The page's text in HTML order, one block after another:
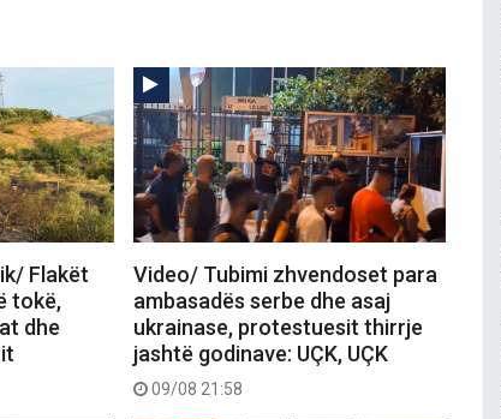
Flakët
tokë,
dhe
Video/ Tubimi zhvendoset para
ambasadës serbe dhe asaj
ukrainase, protestuesit thirrje
jashtë godinave: UÇK, UÇK
09/08 21:58